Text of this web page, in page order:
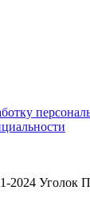
2024 Уголок